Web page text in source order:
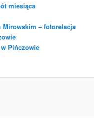
miesiąca
Mirowskim – fotorelacja
Pińczowie